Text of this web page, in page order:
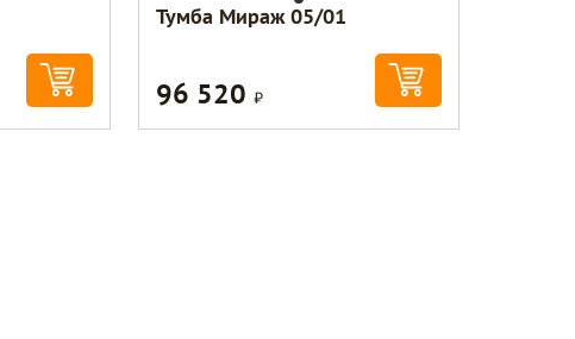
Тумба Мираж 05/01
96 520Р